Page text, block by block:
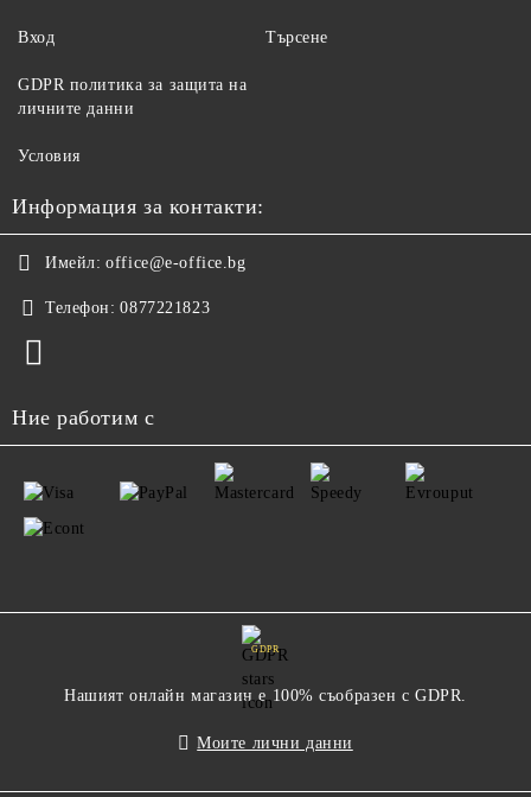
Вход Търсене
GDPR политика за защита на
личните данни
Условия
Информация за контакти:
Имейл: office@e-office.bg
Телефон: 0877221823
Ние работим с
GDPR
Нашият онлайн магазин е 100% съобразен с GDPR.
Моите лични данни